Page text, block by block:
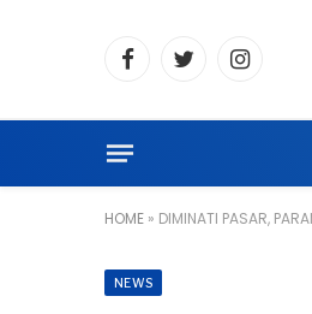
FacebookTwitterInstagram
HOME » DIMINATI PASAR,
NEWS